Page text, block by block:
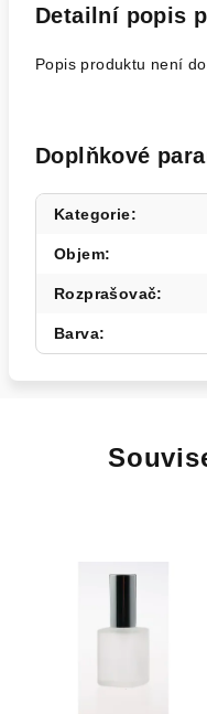
Detailní popis
Popis produktu není
Doplňkové
Kategorie:
Objem:
Rozprašovač:
Barva: